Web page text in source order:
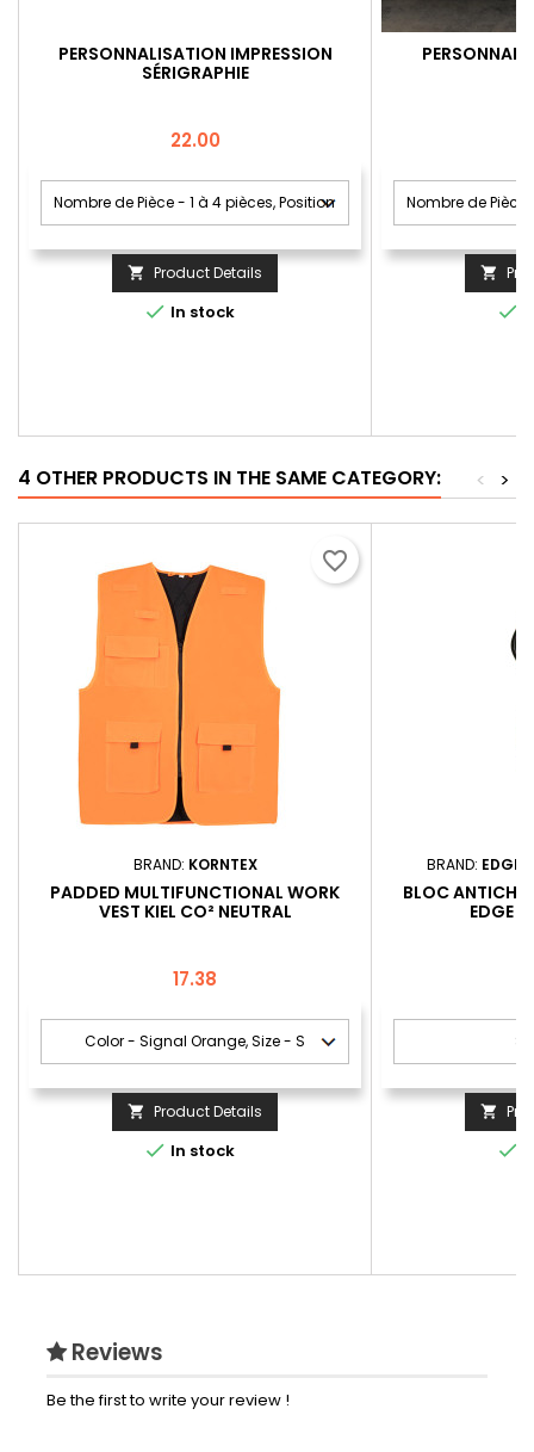
PERSONNALISATION IMPRESSION
SÉRIGRAPHIE
Price
22.00
 Product Details
 In stock


4 OTHER PRODUCTS IN THE SAME CATEGORY: >
<
BRAND: KORNTEX
PADDED MULTIFUNCTIONAL WORK
VEST KIEL CO² NEUTRAL
Price
17.38
 Product Details
 In stock
favorite_border
BRAND: EDGE
BLOC
EDGE


Reviews
Be the first to write your review !